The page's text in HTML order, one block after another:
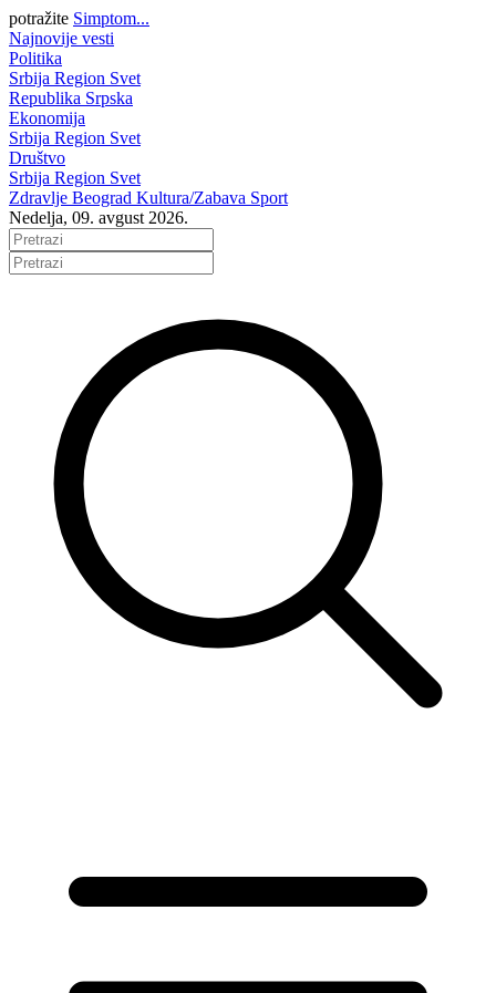
potražite Simptom...
Najnovije vesti
Politika
Srbija Region Svet
Republika Srpska
Ekonomija
Srbija Region Svet
Društvo
Srbija Region Svet
Zdravlje Beograd Kultura/Zabava Sport
Nedelja, 09. avgust 2026.